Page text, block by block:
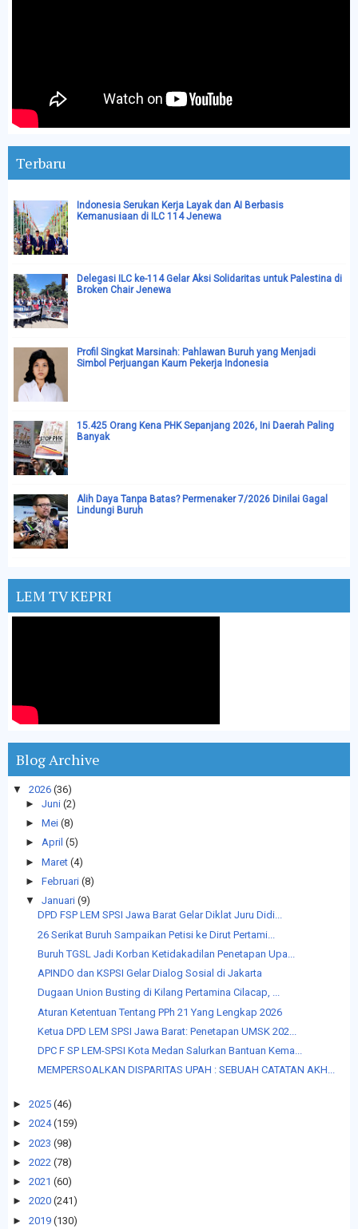
Terbaru
Indonesia Serukan Kerja Layak dan AI Berbasis
Kemanusiaan di ILC 114 Jenewa
Delegasi ILC ke-114 Gelar Aksi Solidaritas untuk Palestina di
Broken Chair Jenewa
Profil Singkat Marsinah: Pahlawan Buruh yang Menjadi
Simbol Perjuangan Kaum Pekerja Indonesia
15.425 Orang Kena PHK Sepanjang 2026, Ini Daerah Paling
Banyak
Alih Daya Tanpa Batas? Permenaker 7/2026 Dinilai Gagal
Lindungi Buruh
LEM TV KEPRI
Blog Archive
▼ 2026 (36)
► Juni (2)
► Mei (8)
► April (5)
► Maret (4)
► Februari (8)
▼
Januari (9)
DPD FSP LEM SPSI Jawa Barat Gelar Diklat Juru Didi...
26 Serikat Buruh Sampaikan Petisi ke Dirut Pertami...
Buruh TGSL Jadi Korban Ketidakadilan Penetapan Upa...
APINDO dan KSPSI Gelar Dialog Sosial di Jakarta
Dugaan Union Busting di Kilang Pertamina Cilacap, ...
Aturan Ketentuan Tentang PPh 21 Yang Lengkap 2026
Ketua DPD LEM SPSI Jawa Barat: Penetapan UMSK 202...
DPC F SP LEM-SPSI Kota Medan Salurkan Bantuan Kema...
MEMPERSOALKAN DISPARITAS UPAH : SEBUAH CATATAN AKH...
► 2025 (46)
► 2024 (159)
► 2023 (98)
► 2022 (78)
► 2021 (60)
► 2020 (241)
► 2019 (130)